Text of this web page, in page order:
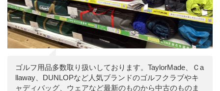
ゴルフ用品多数取り扱いしております。TaylorMade、Ｃa
llaway、DUNLOPなど人気ブランドのゴルフクラブやキ
ャディバッグ、ウェアなど最新のものから中古のものま